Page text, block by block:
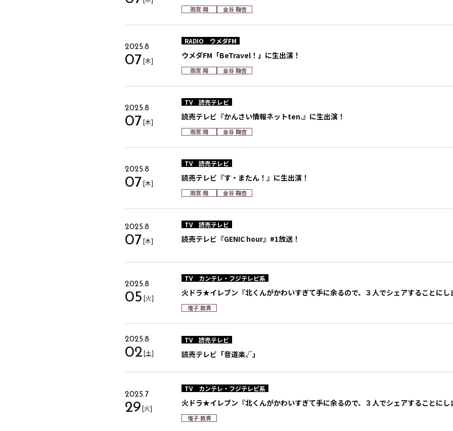
雨宮 翔 金谷 鞠杏
2025.8
07[木]
RADIO ウメダFM
ウメダFM「BeTravel！」に生出演！
雨宮 翔 金谷 鞠杏
2025.8
07[木]
TV 読売テレビ
読売テレビ『かんさい情報ネットten.』に生出演！
雨宮 翔 金谷 鞠杏
2025.8
07[木]
TV 読売テレビ
読売テレビ『す・またん！』に生出演！
雨宮 翔 金谷 鞠杏
2025.8
07[木]
TV 読売テレビ
読売テレビ『GENIC hour』#1放送！
2025.8
05 [火]
TV カンテレ・フジテレビ系
火ドラ★イレブン『北くんがかわいすぎて手に余るので、３人でシェアすることにし
増子 敦貴
2025.8
02[土]
TV 読売テレビ
読売テレビ「音道楽√」
2025.7
29[火]
TV カンテレ・フジテレビ系
火ドラ★イレブン『北くんがかわいすぎて手に余るので、３人でシェアすることにし
増子 敦貴